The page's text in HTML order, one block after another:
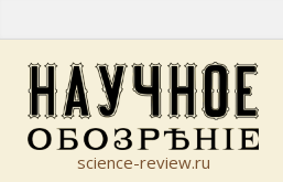
science-review.ru